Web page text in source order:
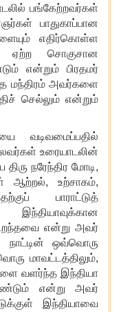
பங்கேற்றவர்கள்
பாதுகாப்பான
எதிர்கொள்ள
ஏற்ற சொகுசான
என்றும் பிரதமர்
மந்திரம் அவர்களை
செல்லும் என்றும்
வடிவமைப்பதில்
உரையாடலின்
திரு நரேந்திர மோடி,
உற்சாகம்,
பாராட்டுத்
இந்தியாவுக்கான
என்று அவர்
நாட்டின் ஒவ்வொரு
மாவட்டத்திலும்,
வளர்ந்த இந்தியா
என்று அவர்
இந்தியாவை